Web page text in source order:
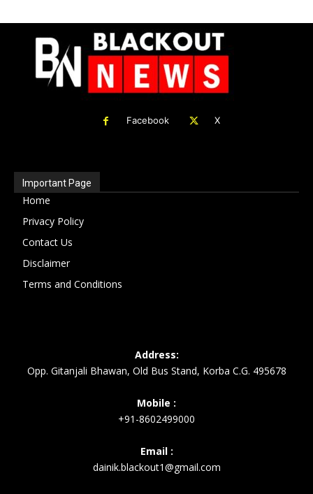
Facebook X
Important Page
Home
Privacy Policy
Contact Us
Disclaimer
Terms and Conditions
Address:
Opp. Gitanjali Bhawan, Old Bus Stand, Korba C.G. 495678
Mobile :
+91-8602499000
Email :
dainik.blackout1@gmail.com